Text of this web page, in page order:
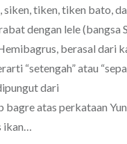
siken, tiken, tiken bato,
dengan lele (bangsa
berasal dari
“setengah” atau
dari
atas perkataan
ikan…